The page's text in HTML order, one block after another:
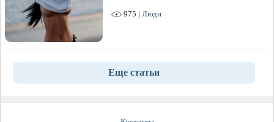
975 | Люди
Еще статьи